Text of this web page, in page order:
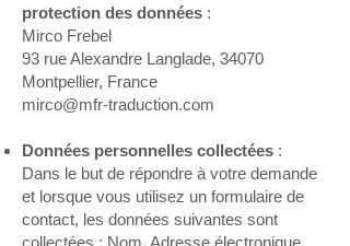
protection des données :
Mirco Frebel
93 rue Alexandre Langlade, 34070
Montpellier, France
mirco@mfr-traduction.com
Données personnelles collectées :
Dans le but de répondre à votre demande
et lorsque vous utilisez un formulaire de
contact, les données suivantes sont
collectées : Nom, Adresse électronique,